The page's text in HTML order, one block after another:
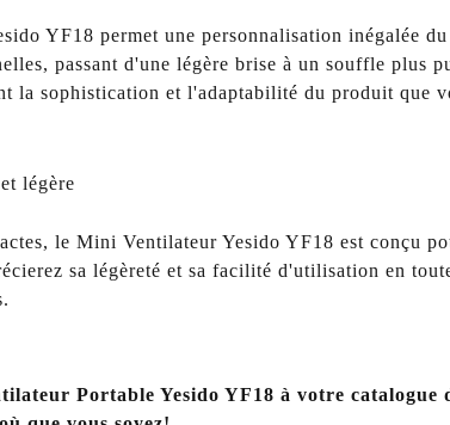
YF18 permet une personnalisation inégalée
passant d'une légère brise à un souffle
la sophistication et l'adaptabilité du produit que
légère
le Mini Ventilateur Yesido YF18 est conçu
sa légèreté et sa facilité d'utilisation en
Portable Yesido YF18 à votre